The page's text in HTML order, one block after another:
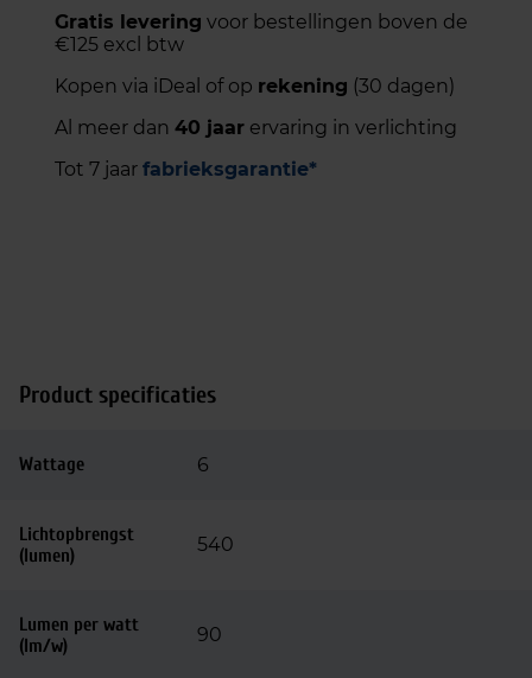
Gratis levering voor bestellingen boven de
€125 excl btw
Kopen via iDeal of op rekening (30 dagen)
Al meer dan 40 jaar ervaring in verlichting
Tot 7 jaar fabrieksgarantie*
Product specificaties
Wattage 6
Lichtopbrengst
(lumen)
540
Lumen per watt
(lm/w)
90